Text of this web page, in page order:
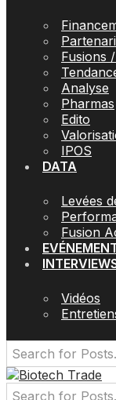
Fusions
Analyse
Pharmas
Edito
IPOS
DATA
Levées
Fusion
Vidéos